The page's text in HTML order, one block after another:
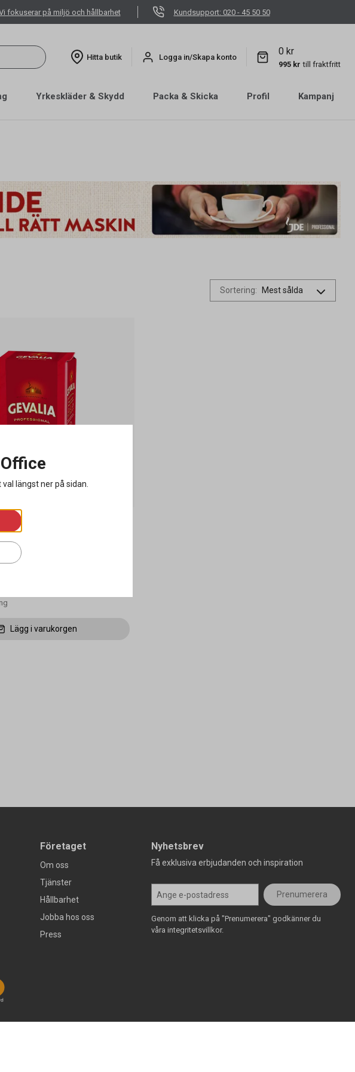
fokuserar på miljö och hållbarhet Kundsupport: 020 - 45 50 50
Hitta butik Logga in/Skapa konto
0 kr
995 kr till fraktfritt
Yrkeskläder & Skydd Packa & Skicka Profil
Kampanj
Sortering:
Mellanrost Brygg 500g
Lägg i varukorgen
Företaget
Om oss
Tjänster
Hållbarhet
Jobba hos oss
Press
Nyhetsbrev
Få exklusiva erbjudanden och inspiration
Prenumerera
Genom att klicka på "Prenumerera" godkänner du
våra integritetsvillkor.
längst ner på sidan.